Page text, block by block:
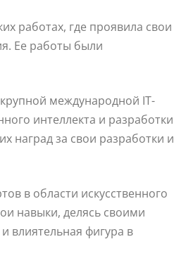
работах, где проявила свои
Ее работы были
международной IT-
интеллекта и разработки
наград за свои разработки и
в области искусственного
навыки, делясь своими
фигура в